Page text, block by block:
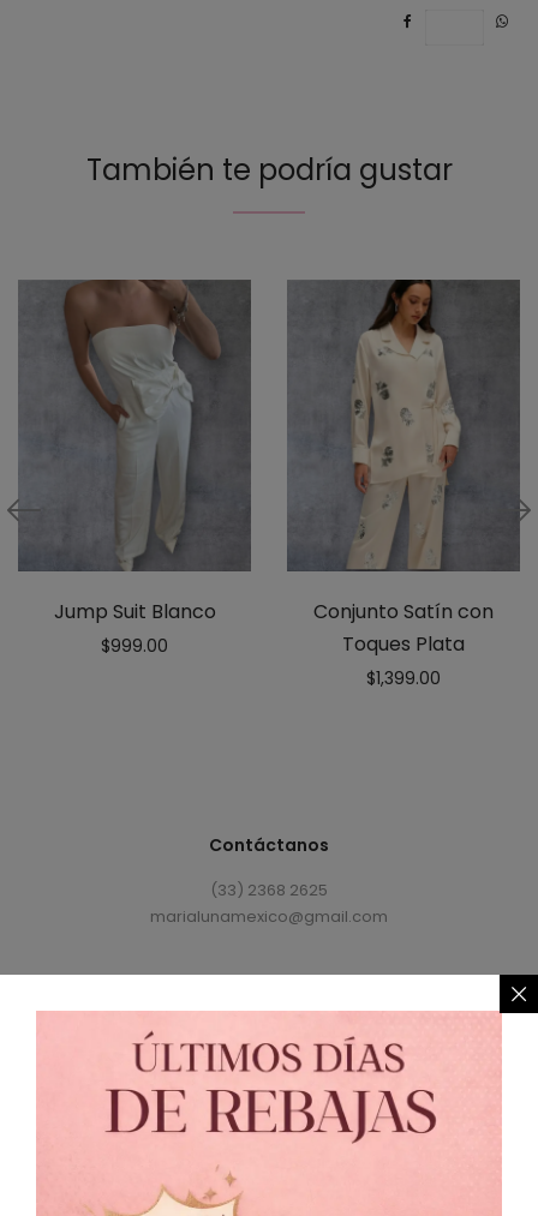
También te podría gustar
Jump Suit Blanco
$999.00
Conjunto Satín con
Toques Plata
$1,399.00
Contáctanos
(33) 2368 2625
marialunamexico@gmail.com